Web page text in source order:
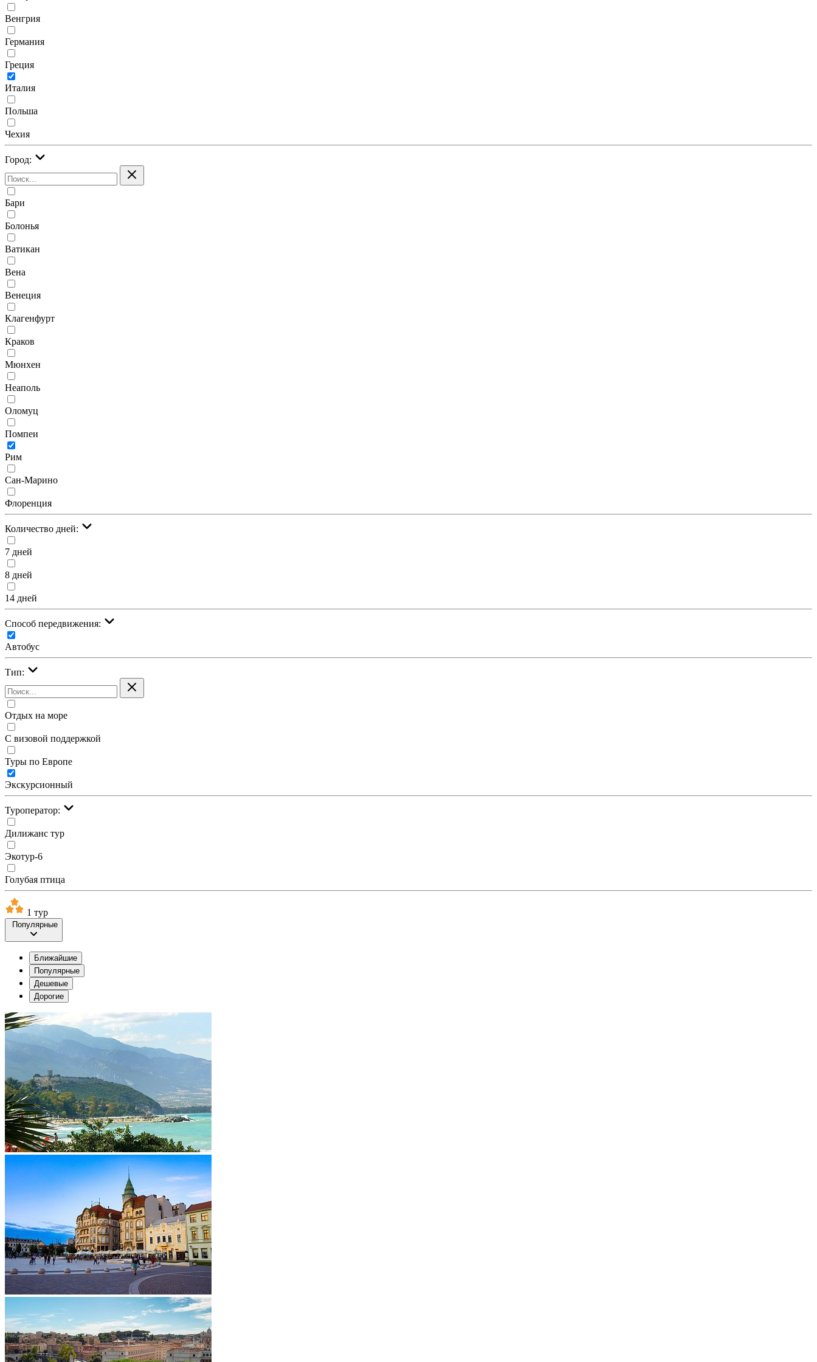
Венгрия
Германия
Греция
Италия
Польша
Чехия
Город:
Бари
Болонья
Ватикан
Вена
Венеция
Клагенфурт
Краков
Мюнхен
Неаполь
Оломуц
Помпеи
Рим
Сан-Марино
Флоренция
Количество дней:
7 дней
8 дней
14 дней
Cпособ передвижения:
Автобус
Тип:
Отдых на море
С визовой поддержкой
Туры по Европе
Экскурсионный
Туроператор:
Дилижанс тур
Экотур-6
Голубая птица
1 тур
Популярные
Ближайшие
Популярные
Дешевые
Дорогие